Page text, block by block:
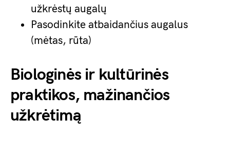
užkrėstų augalų
Pasodinkite atbaidančius augalus
(mėtas, rūta)
Biologinės ir kultūrinės
praktikos, mažinančios
užkrėtimą